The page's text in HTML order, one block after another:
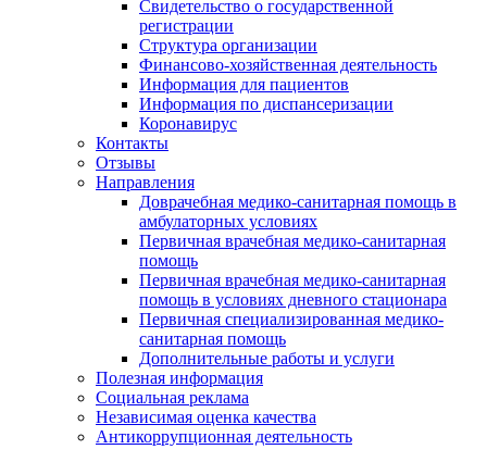
Свидетельство о государственной
регистрации
Структура организации
Финансово-хозяйственная деятельность
Информация для пациентов
Информация по диспансеризации
Коронавирус
Контакты
Отзывы
Направления
Доврачебная медико-санитарная помощь в
амбулаторных условиях
Первичная врачебная медико-санитарная
помощь
Первичная врачебная медико-санитарная
помощь в условиях дневного стационара
Первичная специализированная медико-
санитарная помощь
Дополнительные работы и услуги
Полезная информация
Социальная реклама
Независимая оценка качества
Антикоррупционная деятельность